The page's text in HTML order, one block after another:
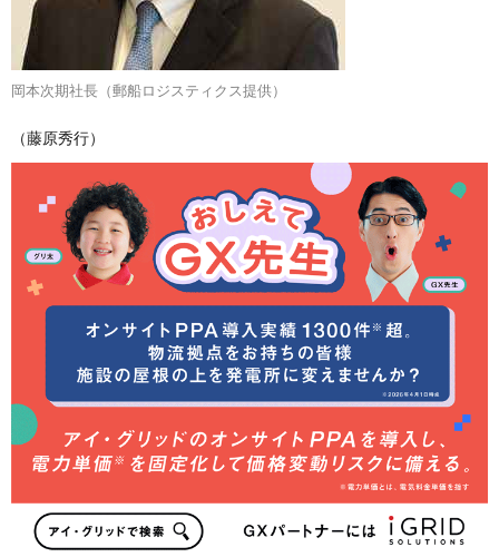
岡本次期社長（郵船ロジスティクス提供）
（藤原秀行）